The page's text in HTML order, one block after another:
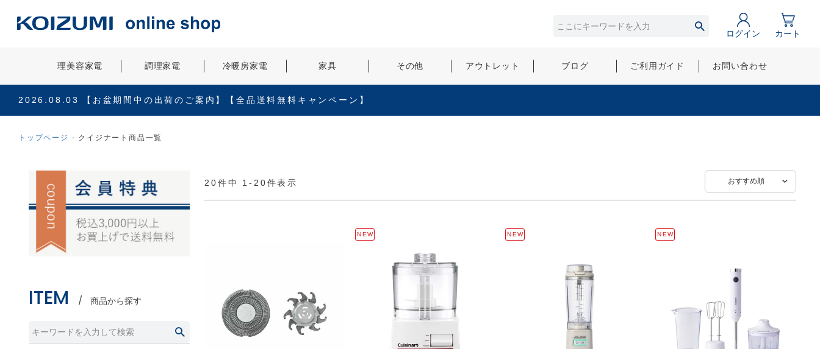
ログイン カート
理美容家電 調理家電 冷暖房家電 家具 その他 アウトレット ブログ ご利用ガイド お問い合わせ
2026.08.03 【お盆期間中の出荷のご案内】【全品送料無料キャンペーン】
トップページ クイジナート商品一覧
ITEM 商品から探す
おすすめ順
20件中 1- 20件表示
NEW NEW NEW